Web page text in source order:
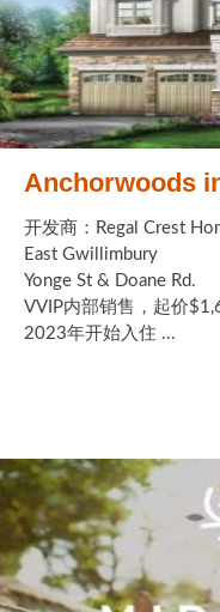
Anchorwoods
开发商：Regal Crest
East Gwillimbury
Yonge St & Doane Rd.
VVIP内部销售，起价
2023年开始入住 ...